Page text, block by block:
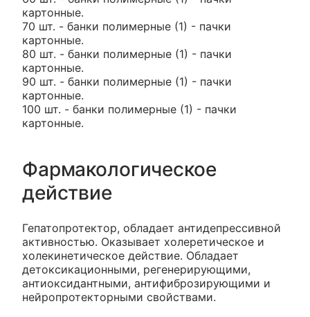
картонные.
70 шт. - банки полимерные (1) - пачки
картонные.
80 шт. - банки полимерные (1) - пачки
картонные.
90 шт. - банки полимерные (1) - пачки
картонные.
100 шт. - банки полимерные (1) - пачки
картонные.
Фармакологическое
действие
Гепатопротектор, обладает антидепрессивной
активностью. Оказывает холеретическое и
холекинетическое действие. Обладает
детоксикационными, регенерирующими,
антиоксидантными, антифиброзирующими и
нейропротекторными свойствами.